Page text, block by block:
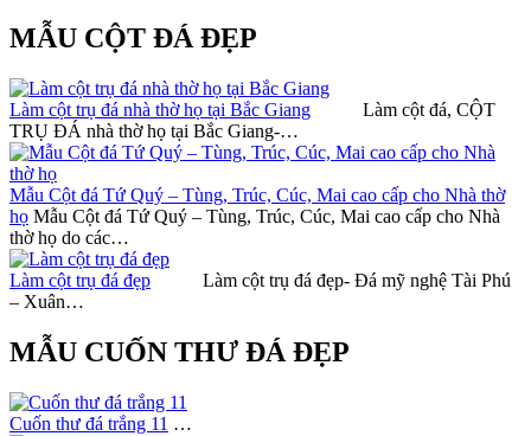
MẪU CỘT ĐÁ ĐẸP
Làm cột trụ đá nhà thờ họ tại Bắc Giang Làm cột đá, CỘT
TRỤ ĐÁ nhà thờ họ tại Bắc Giang-…
Mẫu Cột đá Tứ Quý – Tùng, Trúc, Cúc, Mai cao cấp cho Nhà thờ
họ Mẫu Cột đá Tứ Quý – Tùng, Trúc, Cúc, Mai cao cấp cho Nhà
thờ họ do các…
Làm cột trụ đá đẹp Làm cột trụ đá đẹp- Đá mỹ nghệ Tài Phú
– Xuân…
MẪU CUỐN THƯ ĐÁ ĐẸP
Cuốn thư đá trắng 11 …